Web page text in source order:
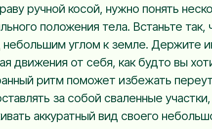
ручной косой, нужно понять
положения тела. Встаньте
небольшим углом к земле. Держите
движения от себя, как будто вы
ритм поможет избежать
за собой сваленные
аккуратный вид своего